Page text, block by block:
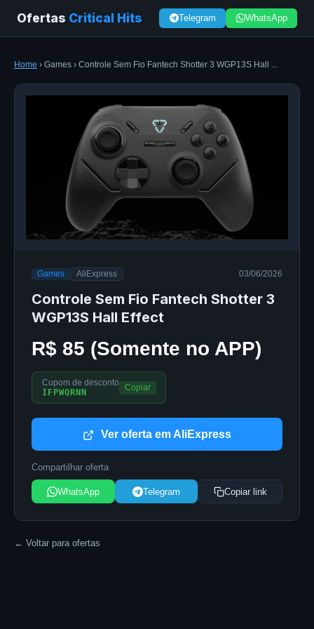
Ofertas Critical Hits Telegram WhatsApp
Home › Games › Controle Sem Fio Fantech Shotter 3 WGP13S Hall ...
Games AliExpress 03/06/2026
Controle Sem Fio Fantech Shotter 3
WGP13S Hall Effect
R$ 85 (Somente no APP)
Cupom de desconto
IFPWQRNN
Copiar
Ver oferta em AliExpress
Compartilhar oferta
WhatsApp Telegram Copiar link
← Voltar para ofertas